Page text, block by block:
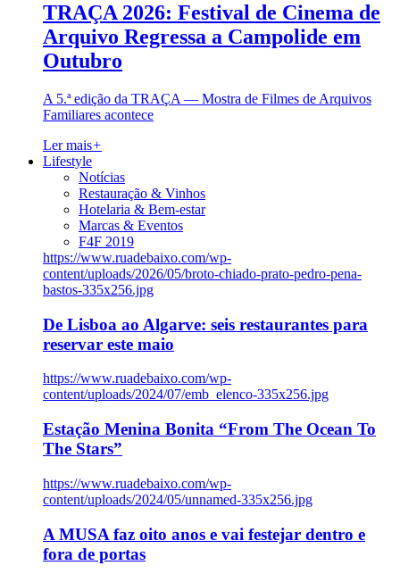
TRAÇA 2026: Festival de Cinema de
Arquivo Regressa a Campolide em
Outubro
A 5.ª edição da TRAÇA — Mostra de Filmes de Arquivos
Familiares acontece
Ler mais+
Lifestyle
Notícias
Restauração & Vinhos
Hotelaria & Bem-estar
Marcas & Eventos
F4F 2019
https://www.ruadebaixo.com/wp-
content/uploads/2026/05/broto-chiado-prato-pedro-pena-
bastos-335x256.jpg
De Lisboa ao Algarve: seis restaurantes para
reservar este maio
https://www.ruadebaixo.com/wp-
content/uploads/2024/07/emb_elenco-335x256.jpg
Estação Menina Bonita “From The Ocean To
The Stars”
https://www.ruadebaixo.com/wp-
content/uploads/2024/05/unnamed-335x256.jpg
A MUSA faz oito anos e vai festejar dentro e
fora de portas